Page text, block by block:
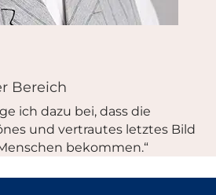
Bereich
ich dazu bei, dass die
und vertrautes letztes Bild
bekommen.“